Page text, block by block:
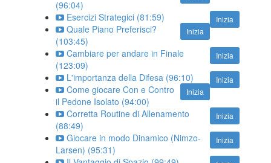
(96:04)
Inizia
Esercizi Strategici (81:59)
Inizia
Quale Piano Preferisci?
(103:45)
Inizia
Cambiare per andare in Finale
(123:09)
Inizia
L'importanza della Difesa (96:10)
Inizia
Come giocare Con e Contro
il Pedone Isolato (94:00)
Inizia
Corretta Routine di Allenamento
(88:49)
Inizia
Giocare in modo Dinamico (Nimzo-
Larsen) (95:31)